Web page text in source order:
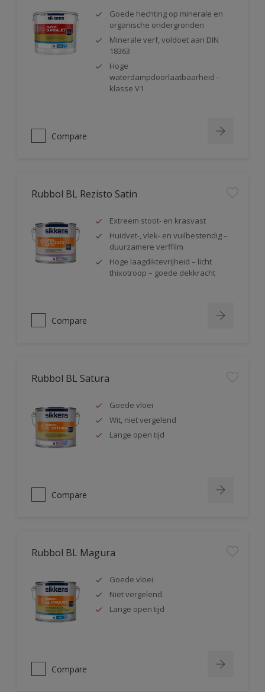
Goede hechting op minerale en
organische ondergronden
Minerale verf, voldoet aan DIN
18363
Hoge
waterdampdoorlaatbaarheid -
klasse V1
Compare
Rubbol BL Rezisto Satin
Extreem stoot- en krasvast
Huidvet-, vlek- en vuilbestendig –
duurzamere verffilm
Hoge laagdiktevrijheid – licht
thixotroop – goede dekkracht
Compare
Rubbol BL Satura
Goede vloei
Wit, niet vergelend
Lange open tijd
Compare
Rubbol BL Magura
Goede vloei
Niet vergelend
Lange open tijd
Compare